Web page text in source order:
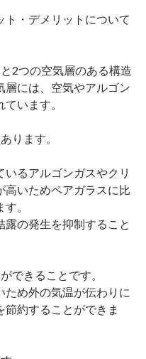
・デメリットについて
2つの空気層のある構造
層には、空気やアルゴン
います。
ります。
いるアルゴンガスやクリ
高いためペアガラスに比
。
露の発生を抑制すること
できることです。
ため外の気温が伝わりに
節約することができま